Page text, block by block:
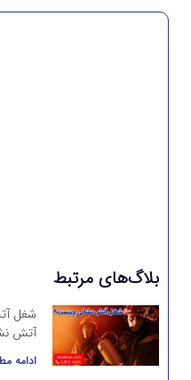
بلاگ‌های مرتبط
شغل
آتش
ادامه